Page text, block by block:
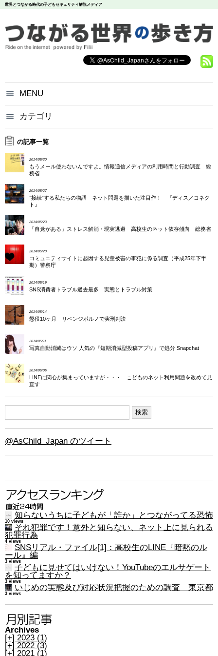
世界とつながる時代の子どもセキュリティ解説メディア
MENU
つながる世界の歩き方とは？
カテゴリ
いじめ
犯罪
炎上
調査データ
の記事一覧
2014/05/30
もうメール使わないんですよ。情報通信メディアの利用時間と行動調査 総
務省
2014/05/27
”接続”する私たちの物語 ネット問題を描いた注目作！ 『ディス／コネク
ト』
2014/05/23
「自覚がある」ストレス解消・現実逃避 高校生のネット依存傾向 総務省
2014/05/20
コミュニティサイトに起因する児童被害の事犯に係る調査（平成25年下半
期）警察庁
2014/05/19
SNS消費者トラブル過去最多 実態とトラブル対策
2014/05/14
懲役10ヶ月 リベンジポルノで実刑判決
2014/05/11
写真自動消滅はウソ 人気の『短期消滅型投稿アプリ』で処分 Snapchat
2014/05/05
LINEに関心が集まっていますが・・・ こどものネット利用問題を改めて見
直す
@AsChild_Japan のツイート
知らないうちに子どもが「誰か」とつながってる恐怖
10 views
それ犯罪です！意外と知らない、ネット上に見られる
犯罪行為
4 views
SNSリアル・ファイル[1]：高校生のLINE『暗黙のル
ール』編
3 views
子どもに見せてはいけない！YouTubeのエルサゲート
を知ってますか？
3 views
いじめの実態及び対応状況把握のための調査 東京都
3 views
Archives
[+] 2023 (1)
[+] 2022 (3)
[+] 2021 (1)